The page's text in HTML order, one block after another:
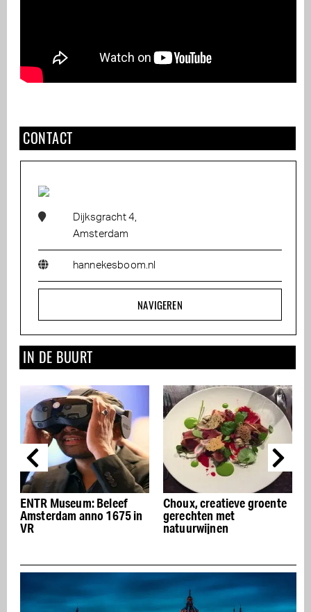
CONTACT
Dijksgracht 4,
Amsterdam
hannekesboom.nl
NAVIGEREN
IN DE BUURT
ENTR Museum: Beleef
Amsterdam anno 1675 in
VR
Choux, creatieve groente
gerechten met
natuurwijnen